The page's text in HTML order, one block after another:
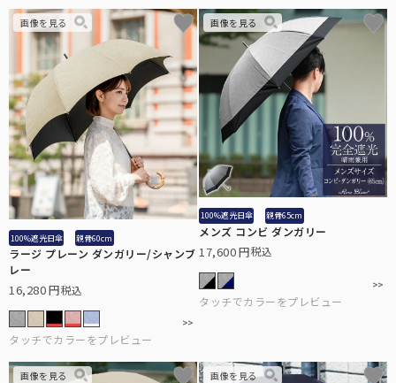
100%遮光日傘 親骨60cm
ラージ プレーン ダンガリー/シャンブ
レー
16,280 税込
100%遮光日傘 親骨65cm
メンズ コンビ ダンガリー
17,600 税込